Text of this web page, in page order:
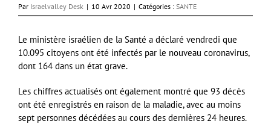
Par Israelvalley Desk | 10 Avr 2020 | Catégories : SANTE
Le ministère israélien de la Santé a déclaré vendredi que
10.095 citoyens ont été infectés par le nouveau coronavirus,
dont 164 dans un état grave.
Les chiffres actualisés ont également montré que 93 décès
ont été enregistrés en raison de la maladie, avec au moins
sept personnes décédées au cours des dernières 24 heures.